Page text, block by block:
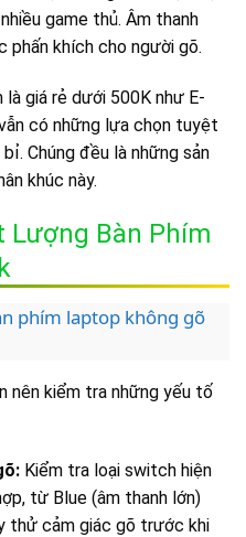
game thủ. Âm thanh
phấn khích cho người gõ.
giá rẻ dưới 500K như E-
có những lựa chọn tuyệt
Chúng đều là những sản
khúc này.
Lượng Bàn Phím
phím laptop không gõ
nên kiểm tra những yếu tố
Kiểm tra loại switch hiện
từ Blue (âm thanh lớn)
thử cảm giác gõ trước khi